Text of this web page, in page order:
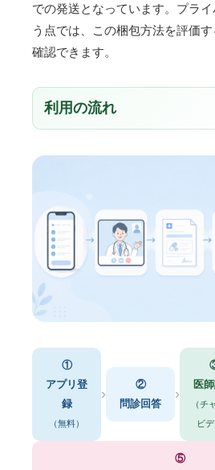
での発送となっています。プラ
う点では、この梱包方法を評価
確認できます。
利用の流れ
①
アプリ登
録
（無料）
›
②
問診回答
›
医
（チ
ビデ
⑤